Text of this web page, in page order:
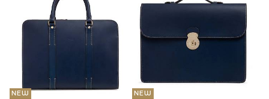
NEW NEW